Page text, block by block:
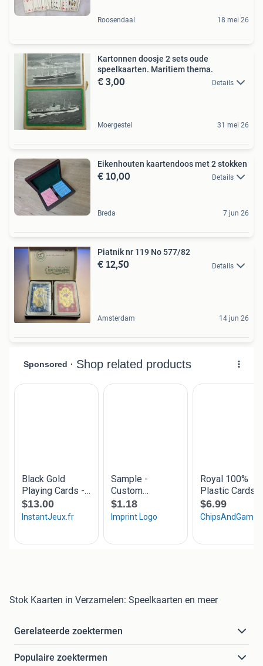
Roosendaal 18 mei 26
Kartonnen doosje 2 sets oude
speelkaarten. Maritiem thema.
€ 3,00 Details
Moergestel 31 mei 26
Eikenhouten kaartendoos met 2 stokken
€ 10,00 Details
Breda 7 jun 26
Piatnik nr 119 No 577/82
€ 12,50 Details
Amsterdam 14 jun 26
Stok Kaarten in Verzamelen: Speelkaarten en meer
Gerelateerde zoektermen
Populaire zoektermen